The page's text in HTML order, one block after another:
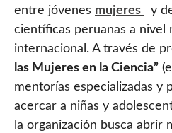
entre jóvenes mujeres
y
científicas peruanas a nivel
internacional. A través de
las Mujeres en la Ciencia”
mentorías especializadas y
acercar a niñas y
la organización busca abrir